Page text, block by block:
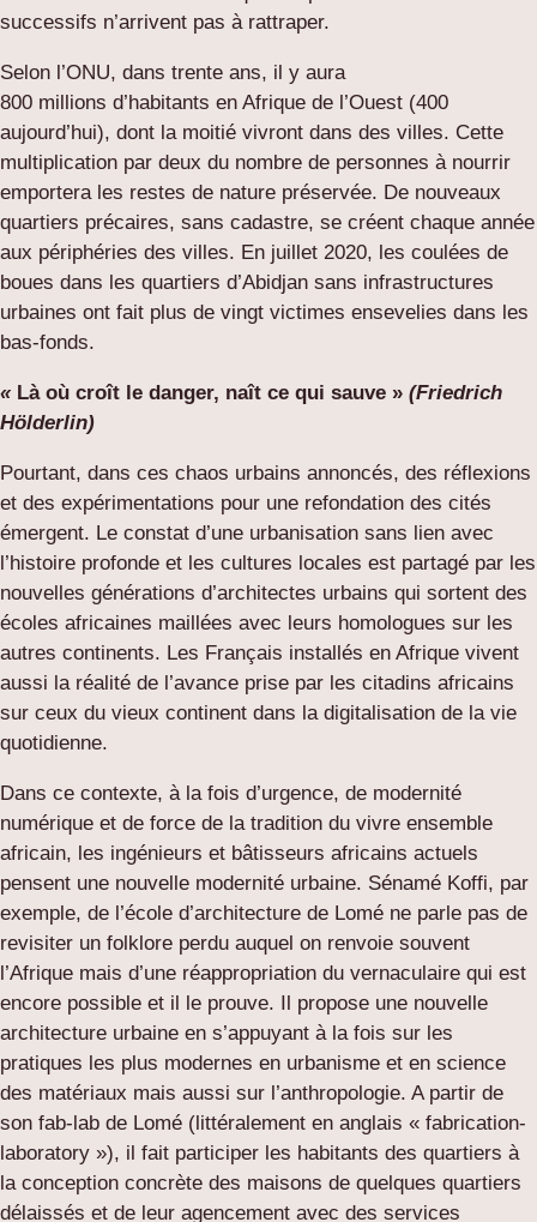
successifs n’arrivent pas à rattraper.
Selon l’ONU, dans trente ans, il y aura
800 millions d’habitants en Afrique de l’Ouest (400
aujourd’hui), dont la moitié vivront dans des villes. Cette
multiplication par deux du nombre de personnes à nourrir
emportera les restes de nature préservée. De nouveaux
quartiers précaires, sans cadastre, se créent chaque année
aux périphéries des villes. En juillet 2020, les coulées de
boues dans les quartiers d’Abidjan sans infrastructures
urbaines ont fait plus de vingt victimes ensevelies dans les
bas-fonds.
« Là où croît le danger, naît ce qui sauve » (Friedrich
Hölderlin)
Pourtant, dans ces chaos urbains annoncés, des réflexions
et des expérimentations pour une refondation des cités
émergent. Le constat d’une urbanisation sans lien avec
l’histoire profonde et les cultures locales est partagé par les
nouvelles générations d’architectes urbains qui sortent des
écoles africaines maillées avec leurs homologues sur les
autres continents. Les Français installés en Afrique vivent
aussi la réalité de l’avance prise par les citadins africains
sur ceux du vieux continent dans la digitalisation de la vie
quotidienne.
Dans ce contexte, à la fois d’urgence, de modernité
numérique et de force de la tradition du vivre ensemble
africain, les ingénieurs et bâtisseurs africains actuels
pensent une nouvelle modernité urbaine. Sénamé Koffi, par
exemple, de l’école d’architecture de Lomé ne parle pas de
revisiter un folklore perdu auquel on renvoie souvent
l’Afrique mais d’une réappropriation du vernaculaire qui est
encore possible et il le prouve. Il propose une nouvelle
architecture urbaine en s’appuyant à la fois sur les
pratiques les plus modernes en urbanisme et en science
des matériaux mais aussi sur l’anthropologie. A partir de
son fab-lab de Lomé (littéralement en anglais « fabrication-
laboratory »), il fait participer les habitants des quartiers à
la conception concrète des maisons de quelques quartiers
délaissés et de leur agencement avec des services